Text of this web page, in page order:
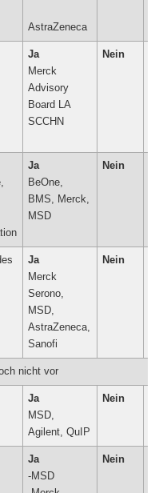
AstraZeneca
Ja
Merck
Advisory
Board LA
SCCHN
Nein
Ja
BeOne,
BMS, Merck,
MSD
Nein
Ja
Merck
Serono,
MSD,
AstraZeneca,
Sanofi
Nein
nicht vor
Ja
MSD,
Agilent, QuIP
Nein
Ja
-MSD
Nein